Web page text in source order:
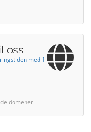
oss
med 1
domener